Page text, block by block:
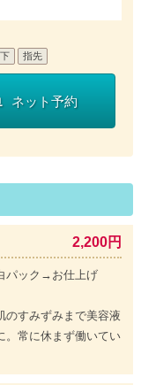
指先
ネット予約
2,200円
パック→お仕上げ
のすみずみまで美容液
。常に休まず働いてい